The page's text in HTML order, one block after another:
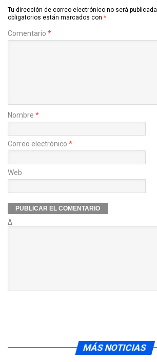
Tu dirección de correo electrónico no será publicada.
obligatorios están marcados con *
Comentario *
Nombre *
Correo electrónico *
Web
Δ
MÁS NOTICIAS